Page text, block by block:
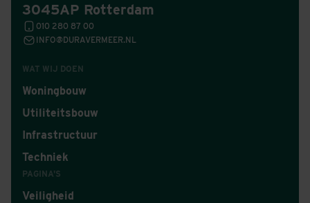
WAT WIJ DOEN
Woningbouw
Utiliteitsbouw
Infrastructuur
Techniek
PAGINA'S
Veiligheid
3045AP Rotterdam
010 280 87 00
INFO@DURAVERMEER.NL